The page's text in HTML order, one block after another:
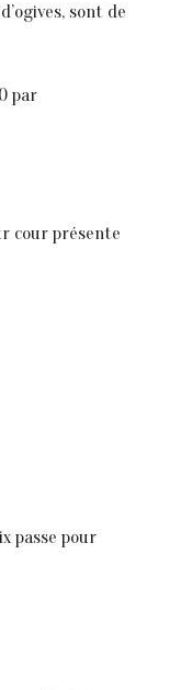
sont de
par
cour présente
passe pour